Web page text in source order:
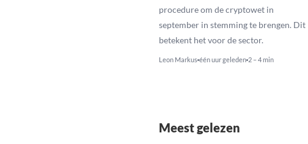
procedure om de cryptowet in
september in stemming te brengen. Dit
betekent het voor de sector.
Leon Markus één uur geleden 2 – 4 min
Meest gelezen